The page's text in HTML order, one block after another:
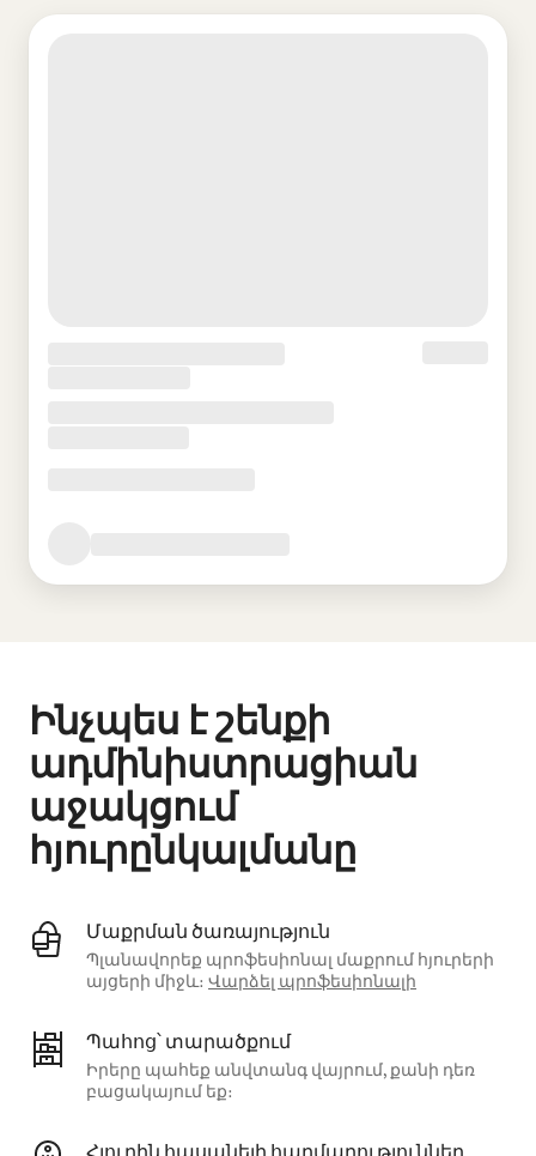
Ինչպես է շենքի
ադմինիստրացիան
աջակցում
հյուրընկալմանը
Մաքրման ծառայություն
Պլանավորեք պրոֆեսիոնալ մաքրում հյուրերի
այցերի միջև։ Վարձել պրոֆեսիոնալի
Պահոց՝ տարածքում
Իրերը պահեք անվտանգ վայրում, քանի դեռ
բացակայում եք։